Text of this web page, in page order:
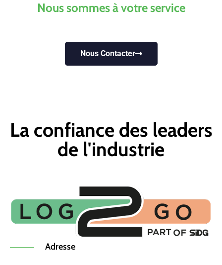
Nous sommes à votre service
Nous Contacter
La confiance des leaders
de l'industrie
Adresse